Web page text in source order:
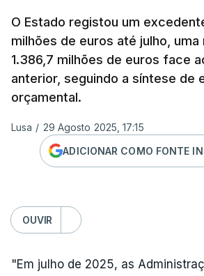
O Estado registou um
milhões de euros até julho, uma
1.386,7 milhões de euros face
anterior, seguindo a síntese de
orçamental.
Lusa / 29 Agosto 2025, 17:15
ADICIONAR COMO FONTE
OUVIR
"Em julho de 2025, as